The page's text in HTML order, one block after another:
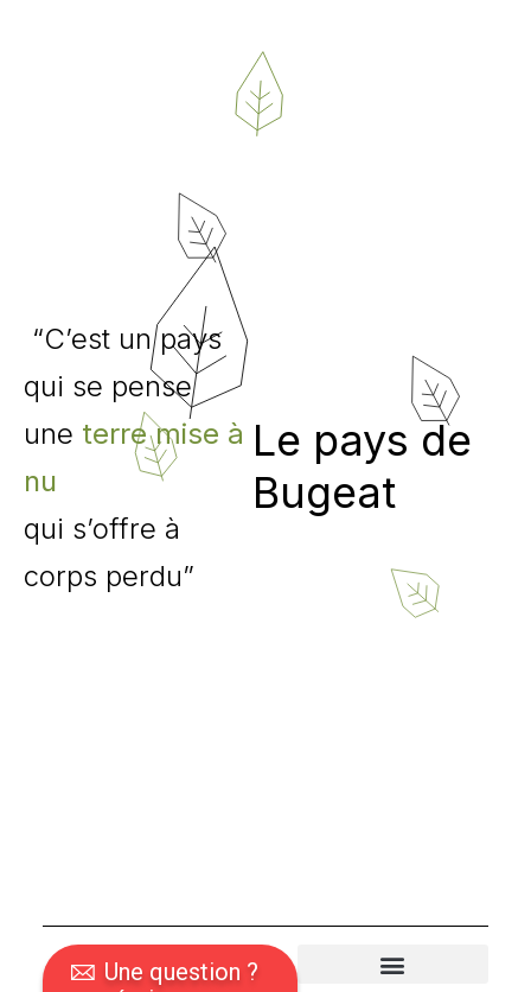
“C’est un pays
qui se pense
une terre mise à
nu
qui s’offre à
corps perdu”
Le pays de
Bugeat
Une question ?